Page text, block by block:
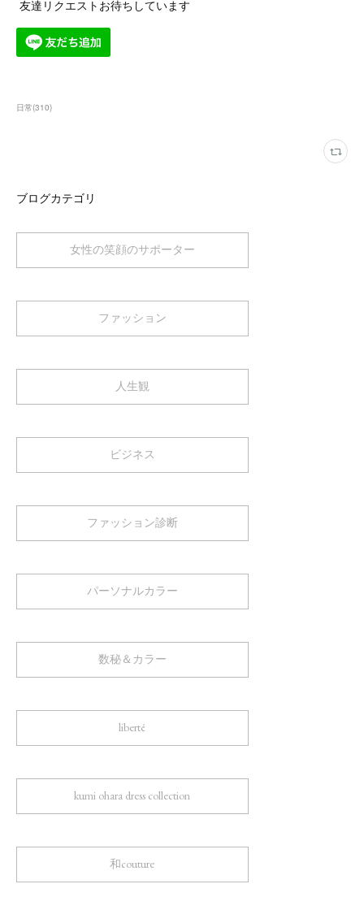
友達リクエストお待ちしています
日常(310)
ブログカテゴリ
女性の笑顔のサポーター
ファッション
人生観
ビジネス
ファッション診断
パーソナルカラー
数秘＆カラー
liberté
kumi ohara dress collection
和couture